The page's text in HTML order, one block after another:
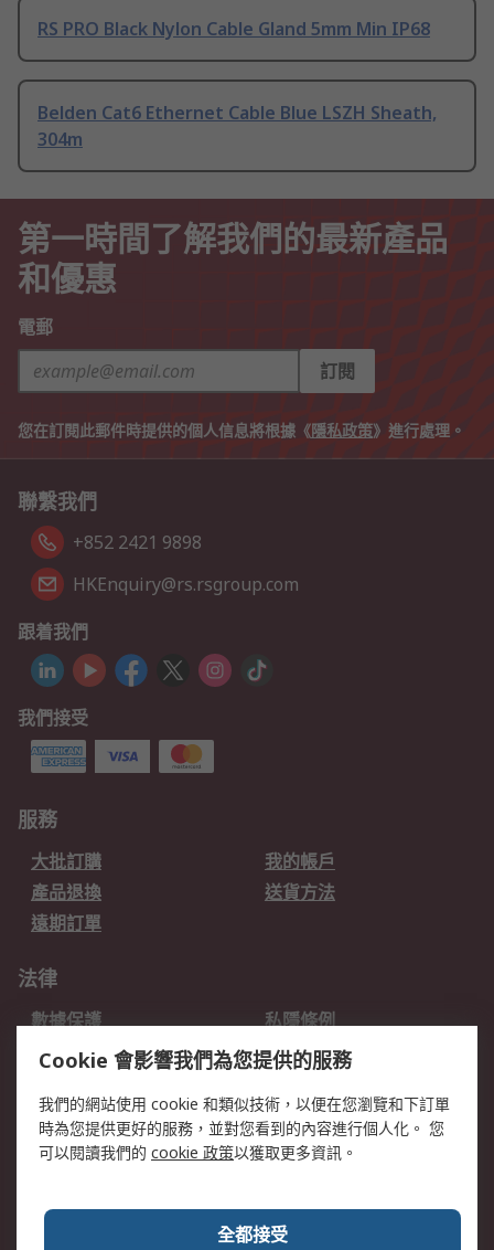
RS PRO Black Nylon Cable Gland 5mm Min IP68
Belden Cat6 Ethernet Cable Blue LSZH Sheath,
304m
第一時間了解我們的最新產品
和優惠
電郵
訂閱
您在訂閱此郵件時提供的個人信息將根據《隱私政策》進行處理。
聯繫我們
+852 2421 9898
HKEnquiry@rs.rsgroup.com
跟着我們
我們接受
服務
大批訂購
我的帳戶
產品退換
送貨方法
遠期訂單
法律
數據保護
私隱條例
網站條款
郵件安全
關於RS
全球辦事處
加入我們
關於RS
Cookie 會影響我們為您提供的服務
我們的網站使用 cookie 和類似技術，以便在您瀏覽和下訂單
時為您提供更好的服務，並對您看到的內容進行個人化。 您
可以閱讀我們的 cookie 政策以獲取更多資訊。
全都接受